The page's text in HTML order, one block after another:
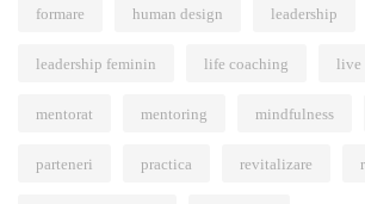
formare human design leadership
leadership feminin life coaching live
mentorat mentoring mindfulness
parteneri practica revitalizare